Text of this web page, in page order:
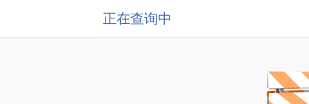
正在查询中